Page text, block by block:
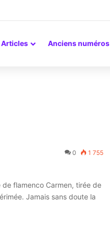
Articles Anciens numéros
0 1 755
de flamenco Carmen, tirée de
Jamais sans doute la